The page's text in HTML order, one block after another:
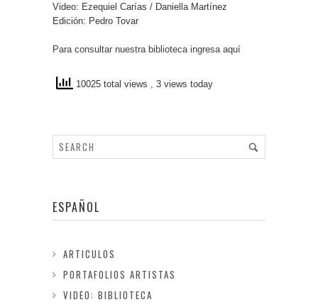
Video: Ezequiel Carías / Daniella Martínez
Edición: Pedro Tovar
Para consultar nuestra biblioteca ingresa aquí
10025 total views , 3 views today
ESPAÑOL
ARTICULOS
PORTAFOLIOS ARTISTAS
VIDEO: BIBLIOTECA